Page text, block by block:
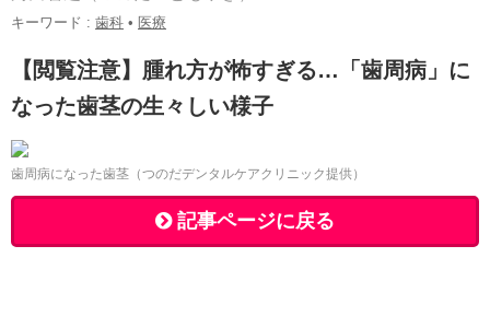
キーワード : 歯科 • 医療
【閲覧注意】腫れ方が怖すぎる…「歯周病」に
なった歯茎の生々しい様子
歯周病になった歯茎（つのだデンタルケアクリニック提供）
記事ページに戻る